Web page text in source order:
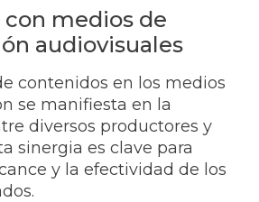
medios de
audiovisuales
contenidos en los medios
se manifiesta en la
diversos productores y
sinergia es clave para
y la efectividad de los